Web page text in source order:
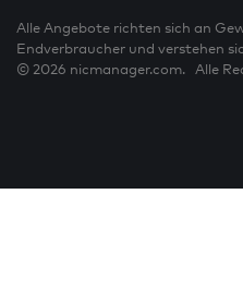
Alle Angebote richten sich an
Endverbraucher und verstehen
© 2026 nicmanager.com. Alle